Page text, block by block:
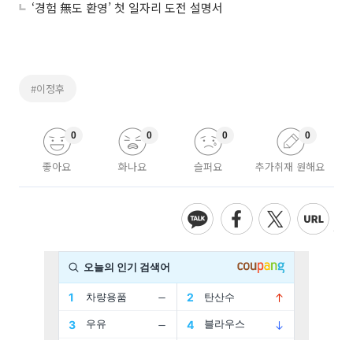
‘경험 無도 환영’ 첫 일자리 도전 설명서
#이정후
좋아요
0
화나요
0
슬퍼요
0
추가취재 원해요
0